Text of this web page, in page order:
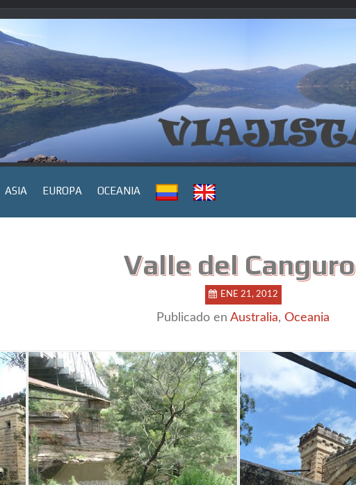
ASIA EUROPA OCEANIA
Valle del Canguro
ENE 21, 2012
Publicado en Australia, Oceania